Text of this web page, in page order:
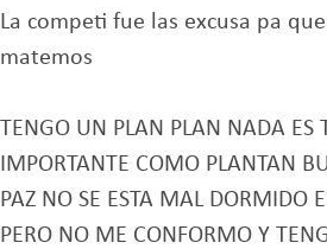
La competi fue las excusa pa
matemos
TENGO UN PLAN PLAN NADA ES
IMPORTANTE COMO PLANTAN
PAZ NO SE ESTA MAL DORMIDO
PERO NO ME CONFORMO Y